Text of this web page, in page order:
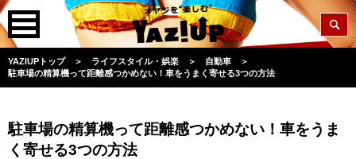
YAZIUPトップ ＞ ライフスタイル・娯楽 ＞ 自動車
＞
駐車場の精算機って距離感つかめない！車をうまく寄せる3つの方法
駐車場の精算機って距離感つかめない！車をうま
く寄せる3つの方法